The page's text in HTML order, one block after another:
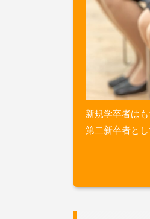
新規学卒者は
第二新卒者とし